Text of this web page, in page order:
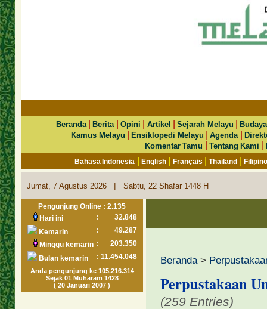
Beranda|Berita Opini Artikel |Sejarah Melayu |
Kamus Melayu
|Ensiklopedi Melayu |Agenda |
Komentar Tamu
|Tentang Kami |
Bahasa Indonesia |English Français |Thailand |
Jumat, 7 Agustus 2026 | Sabtu, 22 Shafar 1448 H
Pengunjung Online : 2.135
Hari ini
:
32.848
Kemarin
:
49.287
Minggu kemarin :
203.350
Bulan kemarin
: 11.454.048
Anda pengunjung ke 105.216.314
Sejak 01 Muharam 1428
( 20 Januari 2007 )
Beranda>
Perpustakaan
(259 Entries)